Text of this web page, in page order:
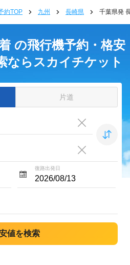
約TOP 九州 長崎県 千葉県発
の飛行機予約・格安
ならスカイチケット
片道
復路出発日